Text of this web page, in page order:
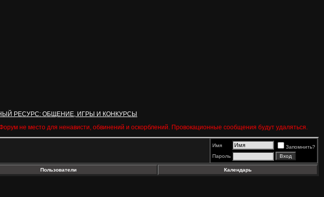
РЕСУРС: ОБЩЕНИЕ, ИГРЫ И КОНКУРСЫ
не место для ненависти, обвинений и оскорблений. Провокационные сообщения будут удаляться.
Имя
Запомнить?
Пароль
Пользователи Календарь